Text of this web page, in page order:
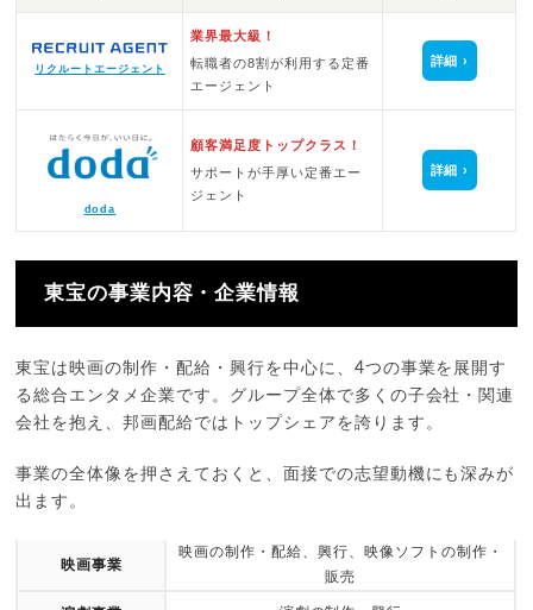
リクルートエージェント
業界最大級！
転職者の8割が利用する定番
エージェント
詳細
doda
顧客満足度トップクラス！
サポートが手厚い定番エー
ジェント
詳細
東宝の事業内容・企業情報
東宝は映画の制作・配給・興行を中心に、4つの事業を展開す
る総合エンタメ企業です。グループ全体で多くの子会社・関連
会社を抱え、邦画配給ではトップシェアを誇ります。
事業の全体像を押さえておくと、面接での志望動機にも深みが
出ます。
映画事業
映画の制作・配給、興行、映像ソフトの制作・
販売